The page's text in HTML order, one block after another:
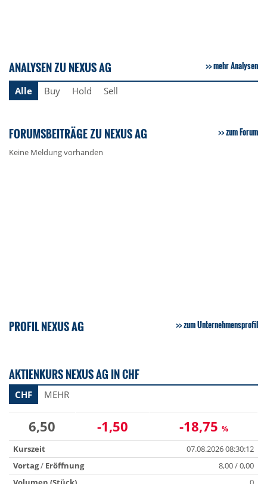
ANALYSEN ZU NEXUS AG mehr Analysen
Alle Buy Hold Sell
FORUMSBEITRÄGE ZU NEXUS AG zum Forum
Keine Meldung vorhanden
PROFIL NEXUS AG zum Unternehmensprofil
AKTIENKURS NEXUS AG IN CHF
CHF MEHR
6,50 -1,50 -18,75 %
Kurszeit
07.08.2026 08:30:12
Vortag/ Eröffnung
8,00 / 0,00